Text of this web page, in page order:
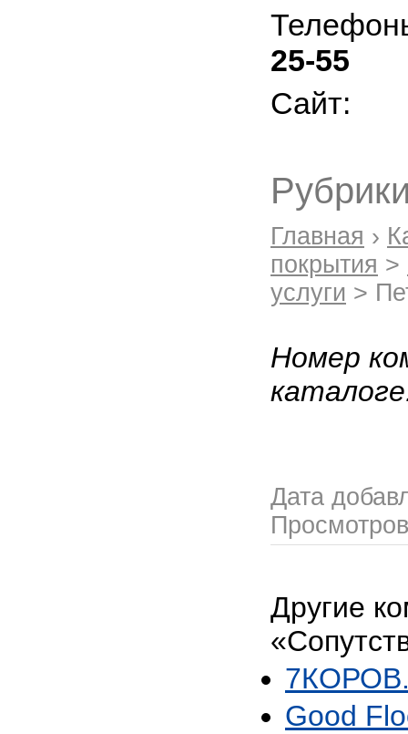
25-55
Сайт:
Главная ›
покрытия >
услуги >
Номер
Дата
Другие
Good